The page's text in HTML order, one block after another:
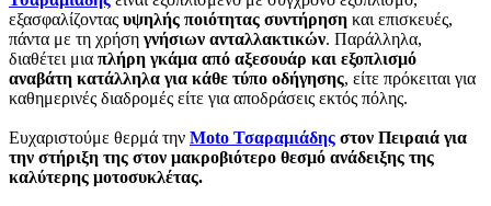
εξασφαλίζοντας υψηλής ποιότητας συντήρηση και επισκευές,
πάντα με τη χρήση γνήσιων ανταλλακτικών. Παράλληλα,
διαθέτει μια πλήρη γκάμα από αξεσουάρ και εξοπλισμό
αναβάτη κατάλληλα για κάθε τύπο οδήγησης, είτε πρόκειται για
καθημερινές διαδρομές είτε για αποδράσεις εκτός πόλης.
Ευχαριστούμε θερμά την Moto Τσαραμιάδης στον Πειραιά για
την στήριξη της στον μακροβιότερο θεσμό ανάδειξης της
καλύτερης μοτοσυκλέτας.